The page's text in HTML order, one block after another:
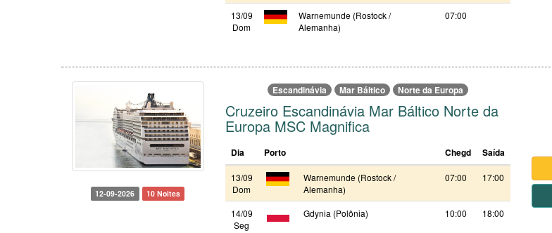
13/09
Dom
Warnemunde (Rostock /
Alemanha)
07:00
12-09-2026 10 Noites
Escandinávia Mar Báltico Norte da Europa
Cruzeiro Escandinávia Mar Báltico Norte da
Europa MSC Magnifica
Dia Porto Chegd Saída
13/09
Dom
Warnemunde (Rostock /
Alemanha)
07:00 17:00
14/09
Seg
Gdynia (Polônia) 10:00 18:00